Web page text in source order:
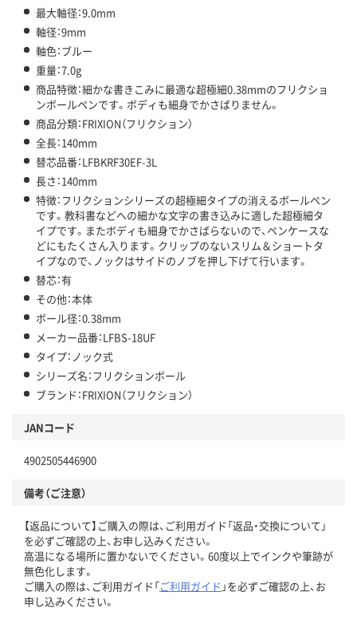
最大軸径：9.0mm
軸径：9mm
軸色：ブルー
重量：7.0g
商品特徴：細かな書きこみに最適な超極細0.38mmのフリクショ
ンボールペンです。ボディも細身でかさばりません。
商品分類：FRIXION（フリクション）
全長：140mm
替芯品番：LFBKRF30EF-3L
長さ：140mm
特徴：フリクションシリーズの超極細タイプの消えるボールペン
です。教科書などへの細かな文字の書き込みに適した超極細タ
イプです。またボディも細身でかさばらないので、ペンケースな
どにもたくさん入ります。クリップのないスリム＆ショートタ
イプなので、ノックはサイドのノブを押し下げて行います。
替芯：有
その他：本体
ボール径：0.38mm
メーカー品番：LFBS-18UF
タイプ：ノック式
シリーズ名：フリクションボール
ブランド：FRIXION（フリクション）
JANコード
4902505446900
備考（ご注意）
【返品について】ご購入の際は、ご利用ガイド「返品・交換について」
を必ずご確認の上、お申し込みください。
高温になる場所に置かないでください。60度以上でインクや筆跡が
無色化します。
ご購入の際は、ご利用ガイド「ご利用ガイド 」を必ずご確認の上、お
申し込みください。